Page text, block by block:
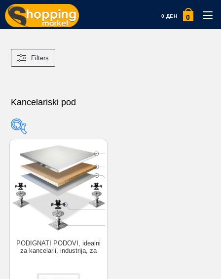
0 ДЕН 0
Filters
Kancelariski pod
Product categories
Product categories
Product tags
PODIGNATI PODOVI, idealni
za kancelarii, industrija, za